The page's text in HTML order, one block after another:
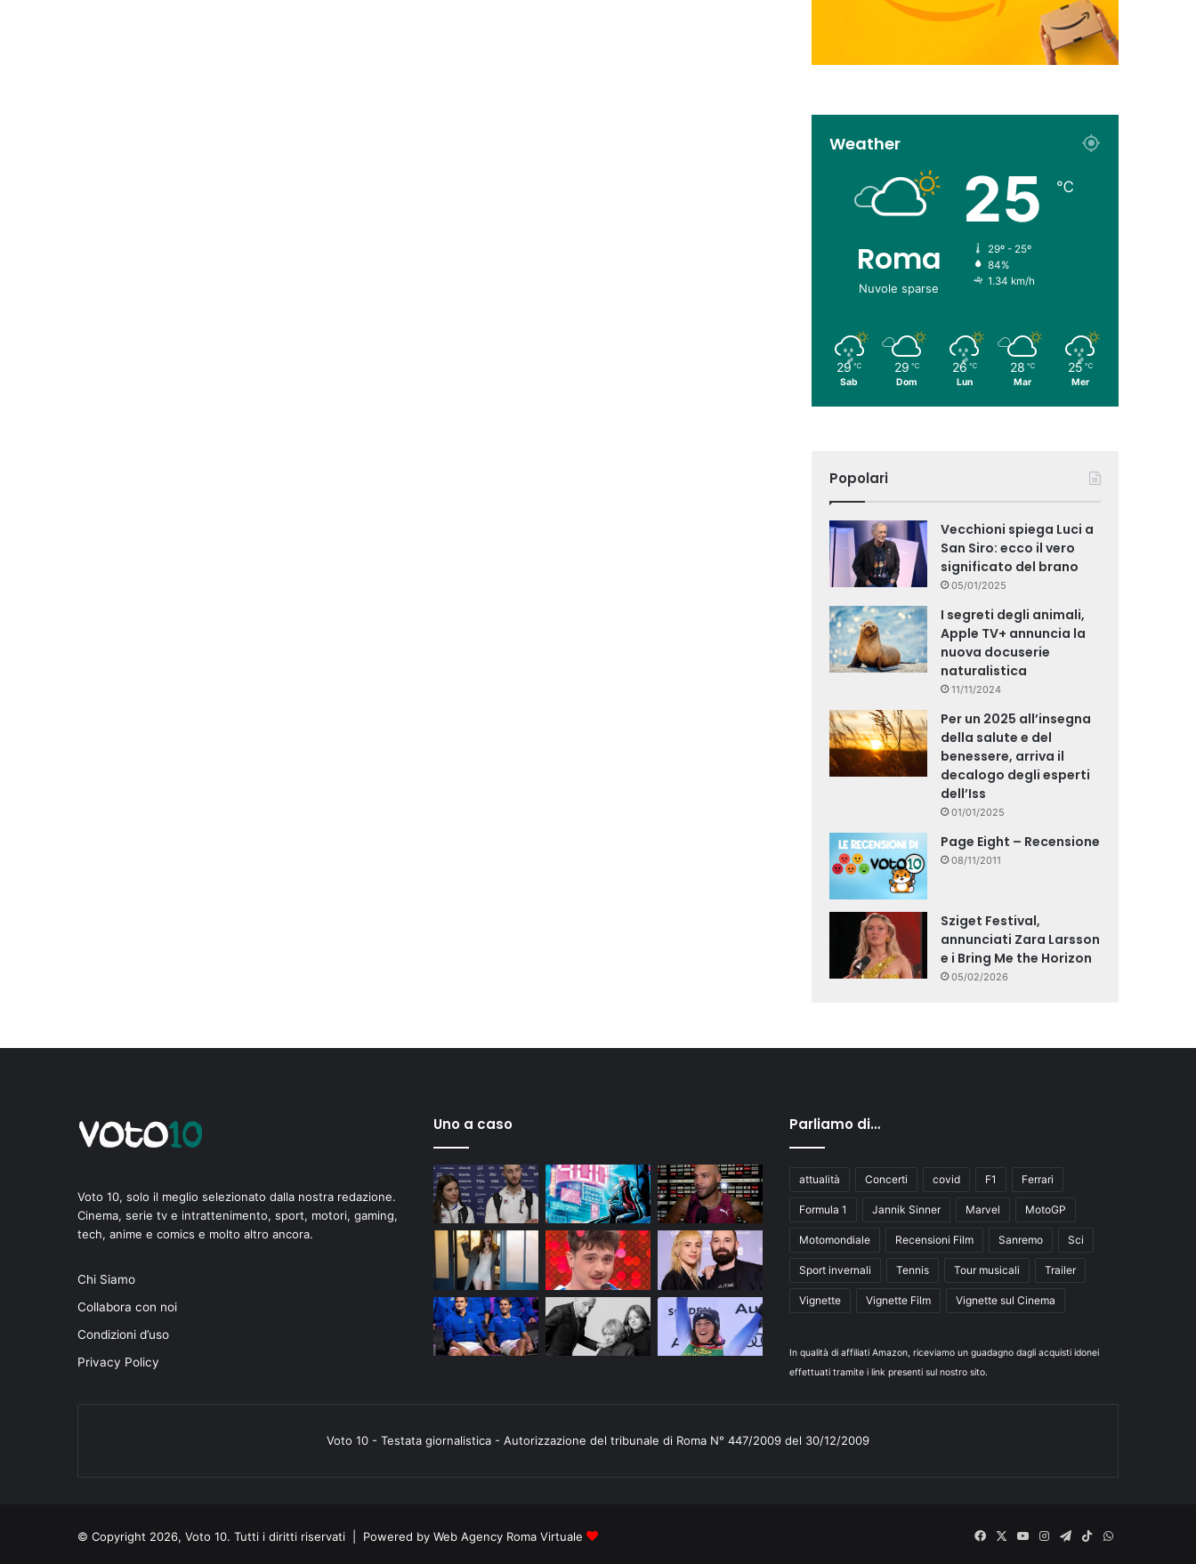
Weather
Roma
Nuvole sparse
25 ℃
29º - 25º
84%
1.34 km/h
29 ℃
Sab
29 ℃
Dom
26 ℃
Lun
28 ℃
Mar
25 ℃
Mer
Popolari
Vecchioni spiega Luci a
San Siro: ecco il vero
significato del brano
05/01/2025
I segreti degli animali,
Apple TV+ annuncia la
nuova docuserie
naturalistica
11/11/2024
Per un 2025 all’insegna
della salute e del
benessere, arriva il
decalogo degli esperti
dell’Iss
01/01/2025
Page Eight – Recensione
08/11/2011
Sziget Festival,
annunciati Zara Larsson
e i Bring Me the Horizon
05/02/2026
Voto 10, solo il meglio selezionato dalla nostra redazione.
Cinema, serie tv e intrattenimento, sport, motori, gaming,
tech, anime e comics e molto altro ancora.
Chi Siamo
Collabora con noi
Condizioni d’uso
Privacy Policy
Uno a caso Parliamo di…
attualità Concerti covid F1 Ferrari
Formula 1 Jannik Sinner Marvel MotoGP
Motomondiale Recensioni Film Sanremo Sci
Sport invernali Tennis Tour musicali Trailer
Vignette Vignette Film Vignette sul Cinema
In qualità di affiliati Amazon, riceviamo un guadagno dagli acquisti idonei
effettuati tramite i link presenti sul nostro sito.
Voto 10 - Testata giornalistica - Autorizzazione del tribunale di Roma N° 447/2009 del 30/12/2009
© Copyright 2026, Voto 10. Tutti i diritti riservati | Powered by Web Agency Roma Virtuale Facebook
X
YouInstagram
Telegram
TikTokWhatsApp